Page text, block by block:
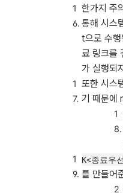
한가지 주
통해 시스
t으로 수
료 링크를
가 실행되
또한 시스
기 때문에
K<종료우
를 만들어